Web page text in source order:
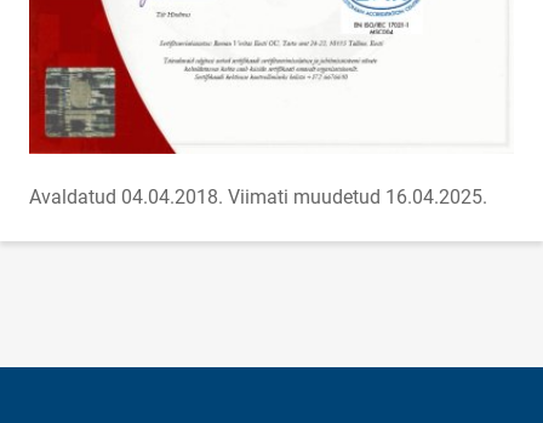
Avaldatud 04.04.2018. Viimati muudetud 16.04.2025.